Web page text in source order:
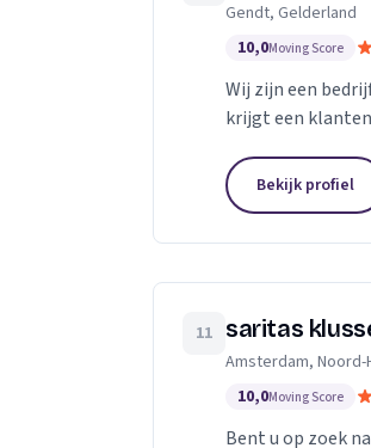
Gendt, Gelderland
10,0Moving Score
Wij zijn een
krijgt een
Bekijk profiel
11 saritas
Amsterdam, Noord-
10,0Moving Score
Bent u op zoek